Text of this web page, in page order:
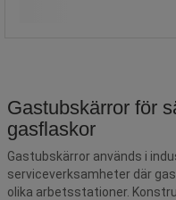
Gastubskärror för
gasflaskor
Gastubskärror används i
serviceverksamheter där
olika arbetsstationer.